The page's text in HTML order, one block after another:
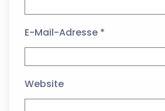
E-Mail-Adresse *
Website